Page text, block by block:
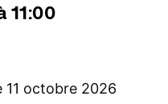
11:00
11 octobre 2026